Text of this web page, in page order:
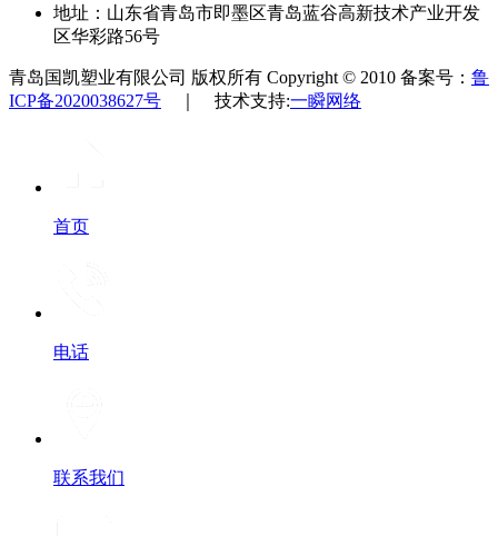
地址：山东省青岛市即墨区青岛蓝谷高新技术产业开发
区华彩路56号
青岛国凯塑业有限公司 版权所有 Copyright © 2010 备案号： 鲁
ICP备2020038627号 ｜ 技术支持:一瞬网络
首页
电话
联系我们